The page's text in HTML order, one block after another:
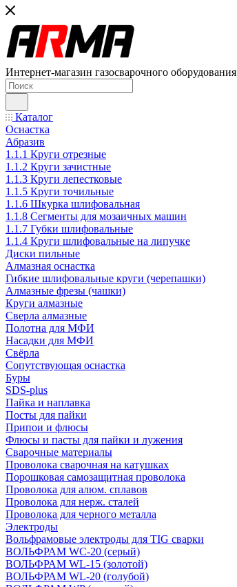
Интернет-магазин газосварочного оборудования
Каталог
Оснастка
Абразив
1.1.1 Круги отрезные
1.1.2 Круги зачистные
1.1.3 Круги лепестковые
1.1.5 Круги точильные
1.1.6 Шкурка шлифовальная
1.1.8 Сегменты для мозаичных машин
1.1.7 Губки шлифовальные
1.1.4 Круги шлифовальные на липучке
Диски пильные
Алмазная оснастка
Гибкие шлифовальные круги (черепашки)
Алмазные фрезы (чашки)
Круги алмазные
Сверла алмазные
Полотна для МФИ
Насадки для МФИ
Свёрла
Сопутствующая оснастка
Буры
SDS-plus
Пайка и наплавка
Посты для пайки
Припои и флюсы
Флюсы и пасты для пайки и лужения
Сварочные материалы
Проволока сварочная на катушках
Порошковая самозащитная проволока
Проволока для алюм. сплавов
Проволока для нерж. сталей
Проволока для черного металла
Электроды
Вольфрамовые электроды для TIG сварки
ВОЛЬФРАМ WC-20 (серый)
ВОЛЬФРАМ WL-15 (золотой)
ВОЛЬФРАМ WL-20 (голубой)